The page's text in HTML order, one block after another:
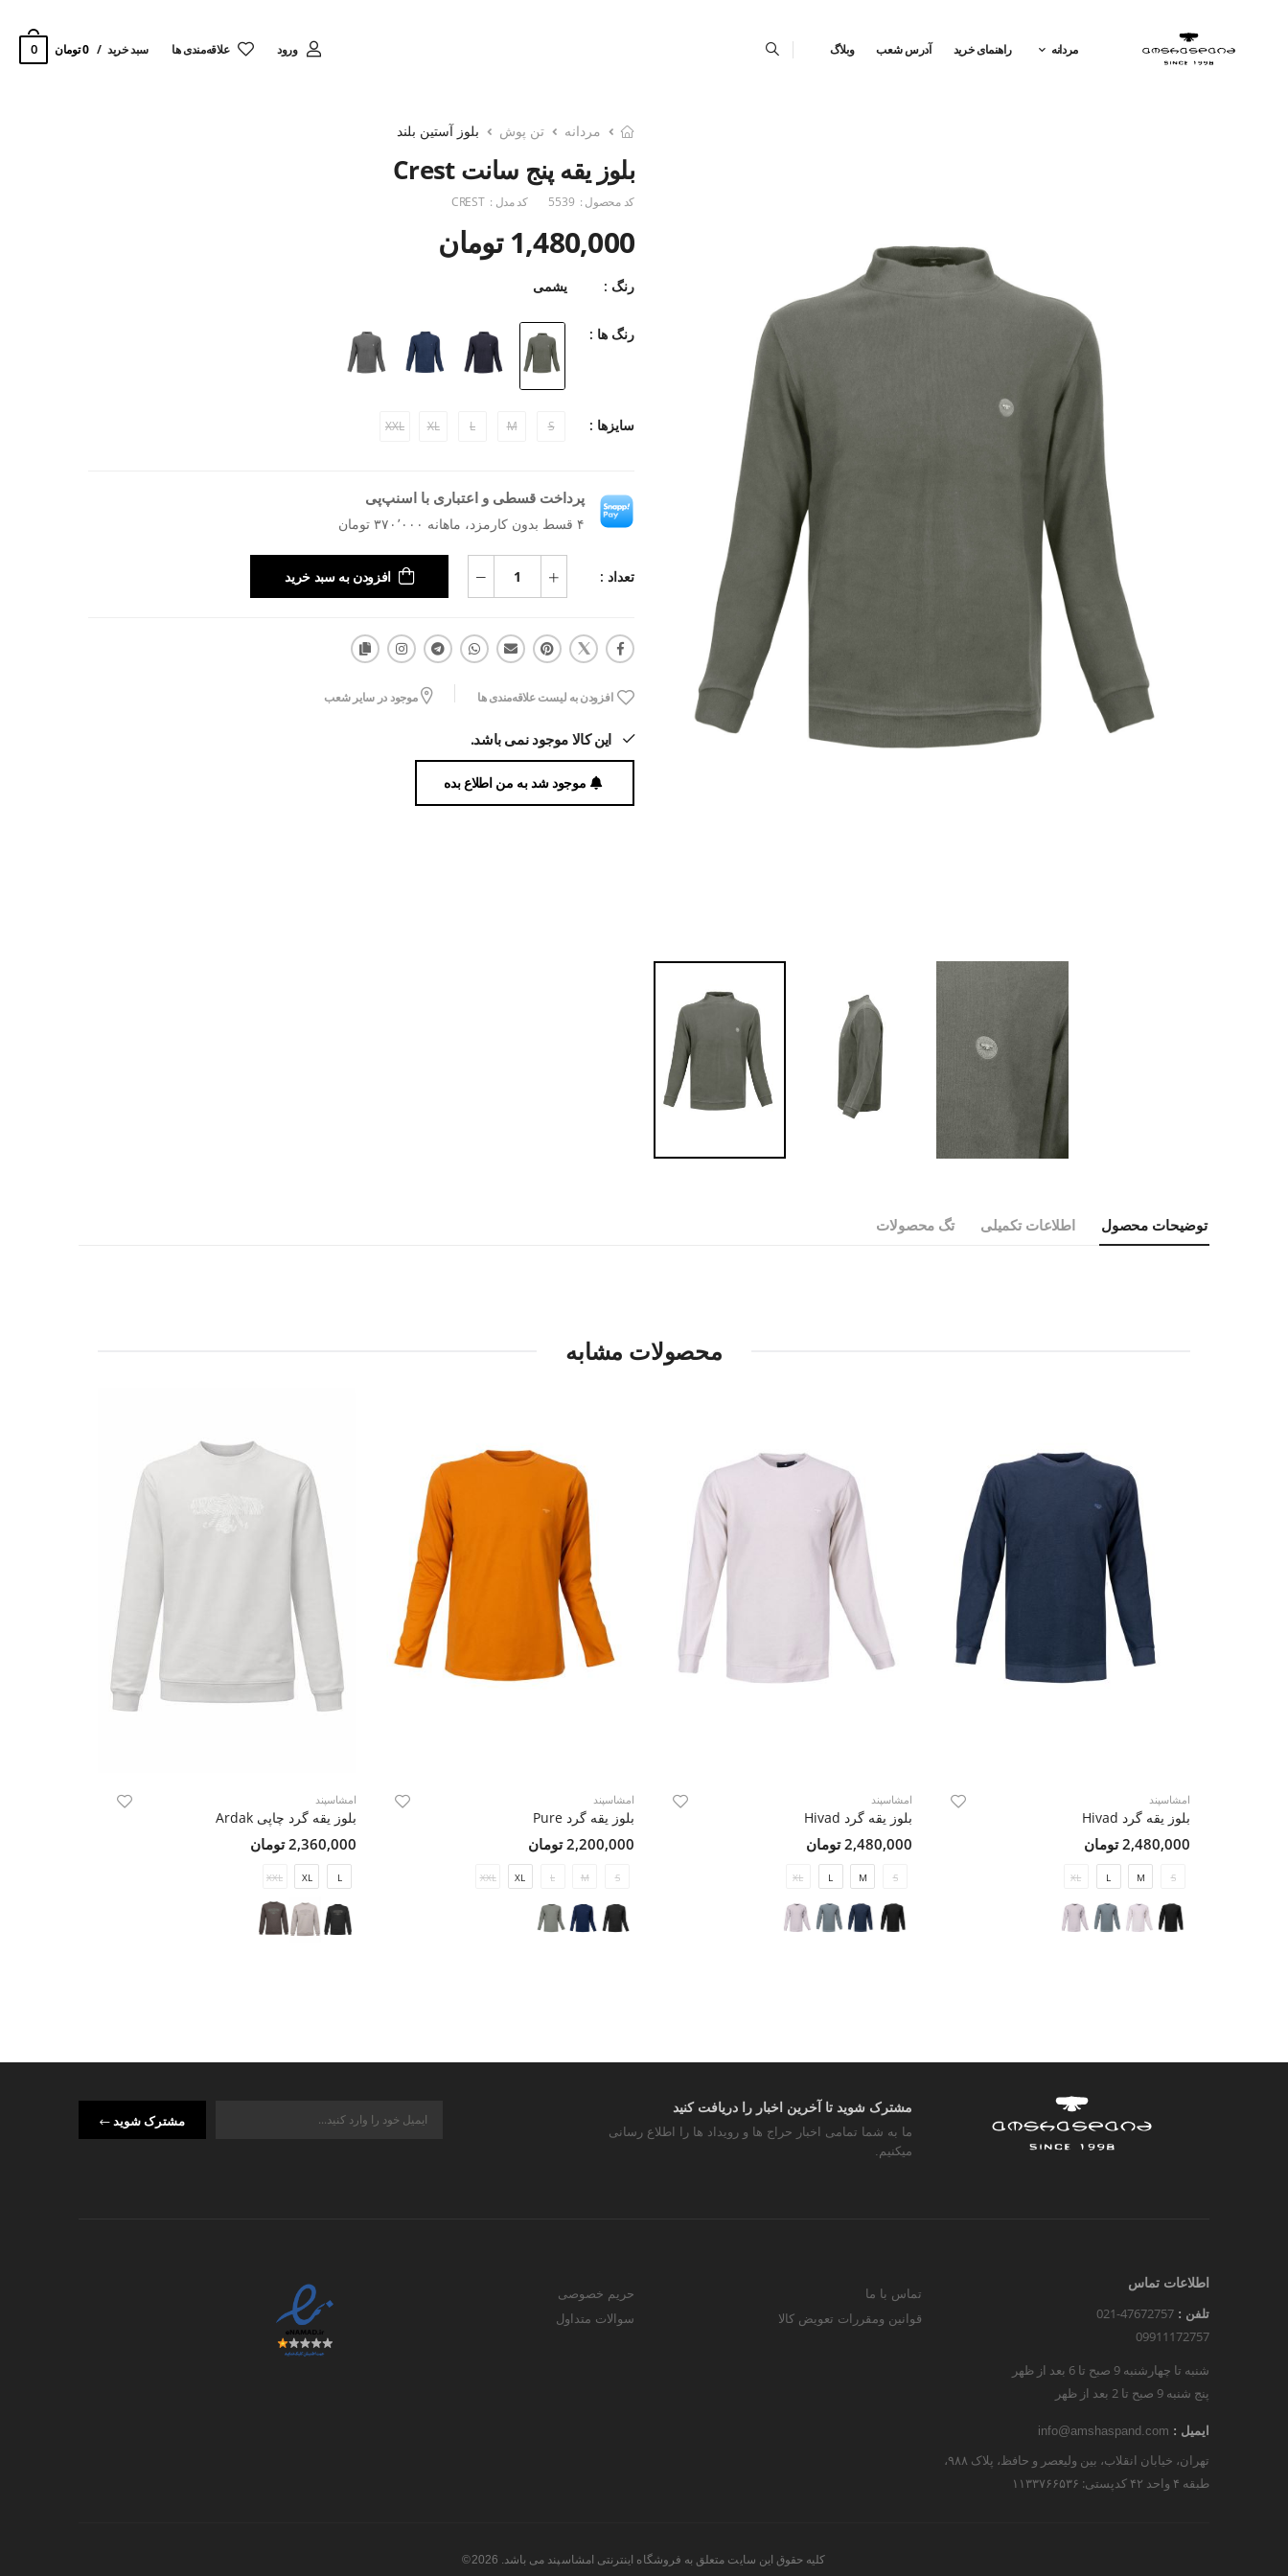
مردانه راهنمای خرید آدرس شعب وبلاگ ورود ‌علاقه‌مندی ها سبد خرید 0 تومان 0
مردانه تن پوش بلوز آستین بلند
بلوز یقه پنج سانت Crest
کد محصول : 5539 کد مدل : CREST
1,480,000 تومان
رنگ : یشمی
رنگ ها :
سایزها : S
M
L
XL
XXL
پرداخت قسطی و اعتباری با اسنپ‌پی
۴ قسط بدون کارمزد، ماهانه ۳۷۰٬۰۰۰ تومان
تعداد : افزودن به سبد خرید
افزودن به لیست علاقه‌مندی ها موجود در سایر شعب
این کالا موجود نمی باشد.
موجود شد به من اطلاع بده
توضیحات محصول اطلاعات تکمیلی تگ محصولات
محصولات مشابه
امشاسپند
بلوز یقه گرد Hivad
2,480,000 تومان
S
M
L
XL
امشاسپند
بلوز یقه گرد Hivad
2,480,000 تومان
S
M
L
XL
امشاسپند
بلوز یقه گرد Pure
2,200,000 تومان
S
M
L
XL
XXL
امشاسپند
بلوز یقه گرد چاپی Ardak
2,360,000 تومان
L
XL
XXL
مشترک شوید تا آخرین اخبار را دریافت کنید
ما به شما تمامی اخبار حراج ها و رویداد ها را اطلاع رسانی
میکنیم.
مشترک شوید
اطلاعات تماس
تلفن : 021-47672757
09911172757
شنبه تا چهارشنبه 9 صبح تا 6 بعد از ظهر
پنج شنبه 9 صبح تا 2 بعد از ظهر
ایمیل : info@amshaspand.com
تهران، خیابان انقلاب، بین ولیعصر و حافظ، پلاک ۹۸۸،
طبقه ۴ واحد ۴۲ کدپستی: ۱۱۳۳۷۶۶۵۳۶
تماس با ما
قوانین ومقررات تعویض کالا
حریم خصوصی
سوالات متداول
کلیه حقوق این سایت متعلق به فروشگاه اینترنتی امشاسپند می باشد. 2026©